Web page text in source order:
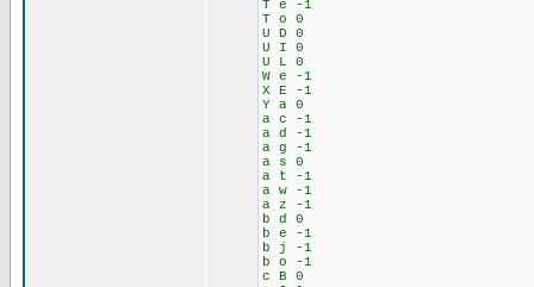
T e -1
T o 0
U D 0
U I 0
U L 0
W e -1
X E -1
Y a 0
a c -1
a d -1
a g -1
a s 0
a t -1
a w -1
a z -1
b d 0
b e -1
b j -1
b o -1
c B 0